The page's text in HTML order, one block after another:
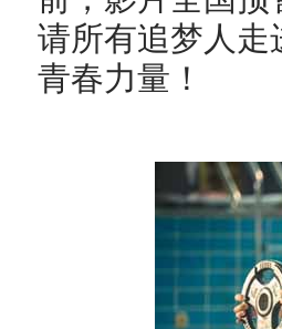
请所有追梦人
青春力量！